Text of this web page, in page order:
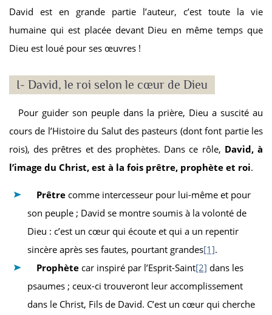
David est en grande partie l’auteur, c’est toute la vie
humaine qui est placée devant Dieu en même temps que
Dieu est loué pour ses œuvres !
I- David, le roi selon le cœur de Dieu
Pour guider son peuple dans la prière, Dieu a suscité au
cours de l’Histoire du Salut des pasteurs (dont font partie les
rois), des prêtres et des prophètes. Dans ce rôle, David, à
l’image du Christ, est à la fois prêtre, prophète et roi.
Prêtre comme intercesseur pour lui-même et pour
son peuple ; David se montre soumis à la volonté de
Dieu : c’est un cœur qui écoute et qui a un repentir
sincère après ses fautes, pourtant grandes[1].
Prophète car inspiré par l’Esprit-Saint[2] dans les
psaumes ; ceux-ci trouveront leur accomplissement
dans le Christ, Fils de David. C’est un cœur qui cherche